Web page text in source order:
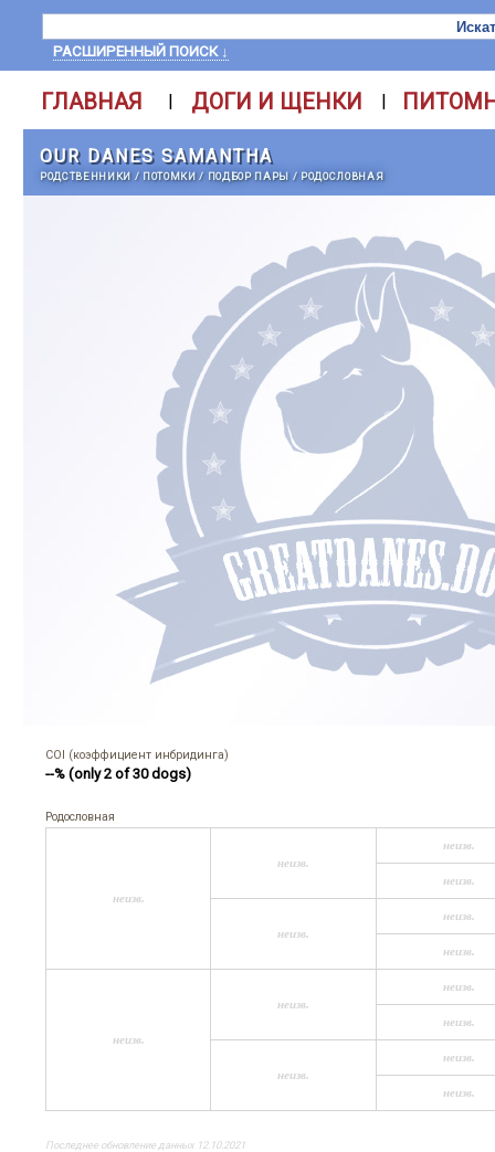
РАСШИРЕННЫЙ ПОИСК ↓
ГЛАВНАЯ | ДОГИ И ЩЕНКИ |
OUR DANES SAMANTHA
РОДСТВЕННИКИ / ПОТОМКИ/ ПОДБОР ПАРЫ / РОДОСЛОВНАЯ
COI (коэффициент инбридинга)
--% (only 2 of 30 dogs)
Родословная
неизв.
неизв.
неизв.
неизв.
неизв.
неизв.
неизв.
неизв.
неизв.
неизв.
неизв.
неизв.
неизв.
неизв.
Последнее обновление данных 12.10.2021